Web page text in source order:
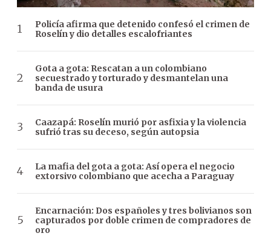
Policía afirma que detenido confesó el crimen de
Roselín y dio detalles escalofriantes
Gota a gota: Rescatan a un colombiano
secuestrado y torturado y desmantelan una
banda de usura
Caazapá: Roselín murió por asfixia y la violencia
sufrió tras su deceso, según autopsia
La mafia del gota a gota: Así opera el negocio
extorsivo colombiano que acecha a Paraguay
Encarnación: Dos españoles y tres bolivianos son
capturados por doble crimen de compradores de
oro